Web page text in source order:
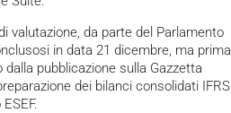
valutazione, da parte del Parlamento
in data 21 dicembre, ma prima
pubblicazione sulla Gazzetta
dei bilanci consolidati IFRS